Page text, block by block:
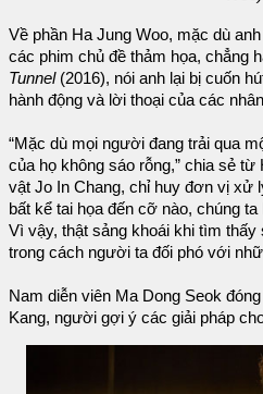
Về phần Ha Jung Woo, mặc dù
các phim chủ đề thảm họa, chẳng
Tunnel (2016), nói anh lại bị cuốn
hành động và lời thoại của các
“Mặc dù mọi người đang trải qua
của họ không sáo rỗng,” chia sẻ từ
vật Jo In Chang, chỉ huy đơn vị xử
bất kể tai họa đến cỡ nào, chúng
Vì vậy, thật sảng khoái khi tìm
trong cách người ta đối phó với
Nam diễn viên Ma Dong Seok
Kang, người gợi ý các giải pháp